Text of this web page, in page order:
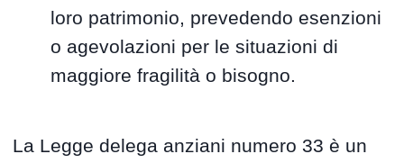
loro patrimonio, prevedendo esenzioni
o agevolazioni per le situazioni di
maggiore fragilità o bisogno.
La Legge delega anziani numero 33 è un